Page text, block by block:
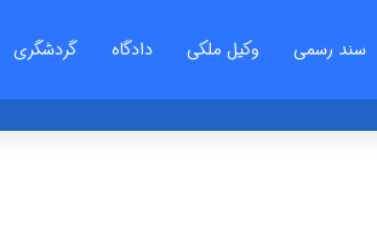
سند رسمی وکیل ملکی دادگاه گردشگری